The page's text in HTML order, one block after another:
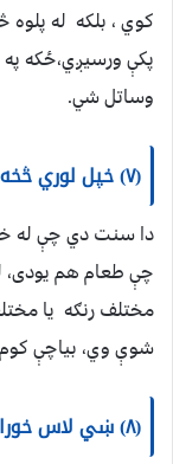
کوي ، بلکه له
پکې ورسيږي،ځکه
وساتل شي.
(۷) خپل لوري څخه خوراک کول:
دا سنت دي چې له
چې طعام هم یودی،
مختلف رنګه یا
شوې وي، بیاچې
(۸) ښي لاس خوراک کول: